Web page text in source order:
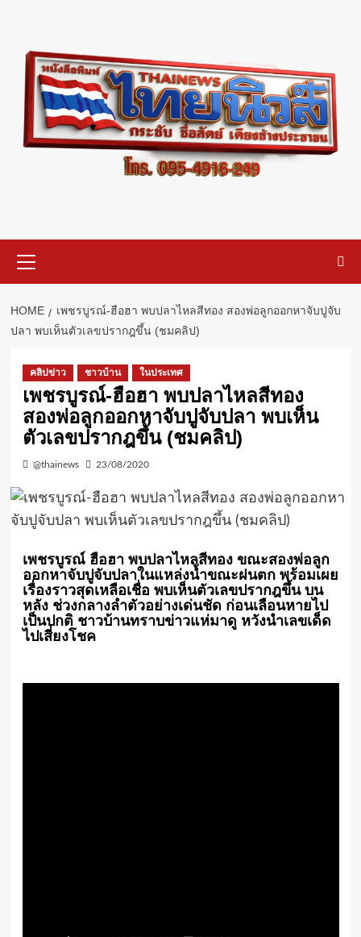
content
Menu
HOME
เพชรบูรณ์-ฮือฮา พบปลาไหลสีทอง สองพ่อลูกออกหาจับปูจับ
ปลา พบเห็นตัวเลขปรากฎขึ้น (ชมคลิป)
คลิปข่าว ชาวบ้าน ในประเทศ
เพชรบูรณ์-ฮือฮา พบปลาไหลสีทอง
สองพ่อลูกออกหาจับปูจับปลา พบเห็น
ตัวเลขปรากฎขึ้น (ชมคลิป)
@thainews 23/08/2020
เพชรบูรณ์ ฮือฮา พบปลาไหลสีทอง ขณะสองพ่อลูก
ออกหาจับปูจับปลาในแหล่งน้ำขณะฝนตก พร้อมเผย
เรื่องราวสุดเหลือเชื่อ พบเห็นตัวเลขปรากฎขึ้น บน
หลัง ช่วงกลางลำตัวอย่างเด่นชัด ก่อนเลือนหายไป
เป็นปกติ ชาวบ้านทราบข่าวแห่มาดู หวังนำเลขเด็ด
ไปเสี่ยงโชค